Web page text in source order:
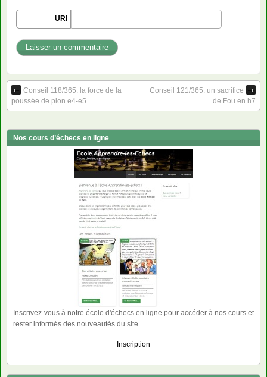
URI
Conseil 118/365: la force de la
poussée de pion e4-e5
Conseil 121/365: un sacrifice
de Fou en h7
Nos cours d’échecs en ligne
Inscrivez-vous à notre école d'échecs en ligne pour accéder à nos cours et
rester informés des nouveautés du site.
Inscription